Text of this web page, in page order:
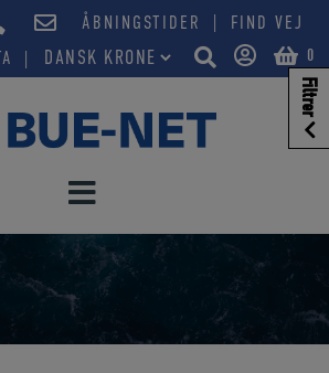
ÅBNINGSTIDER |
FIND VEJ
0
Filtrer